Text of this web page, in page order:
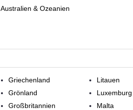
Australien & Ozeanien
Griechenland
Grönland
Großbritannien
Litauen
Luxemburg
Malta